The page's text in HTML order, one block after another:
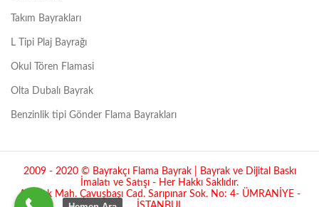
Takım Bayrakları
L Tipi Plaj Bayrağı
Okul Tören Flamasi
Olta Dubalı Bayrak
Benzinlik tipi Gönder Flama Bayrakları
2009 - 2020 © Bayrakçı Flama Bayrak | Bayrak ve Dijital Baskı
İmalatı ve Satışı - Her Hakkı Saklıdır.
Atatürk Mah. Çavuşbaşı Cad. Sarıpınar Sok. No: 4- ÜMRANİYE -